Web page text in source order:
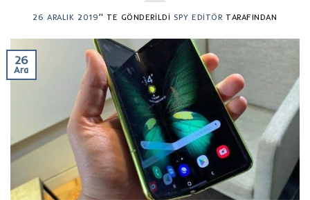
26 ARALIK 2019’' TE GÖNDERILDI SPY EDITÖR TARAFINDAN
26
Ara